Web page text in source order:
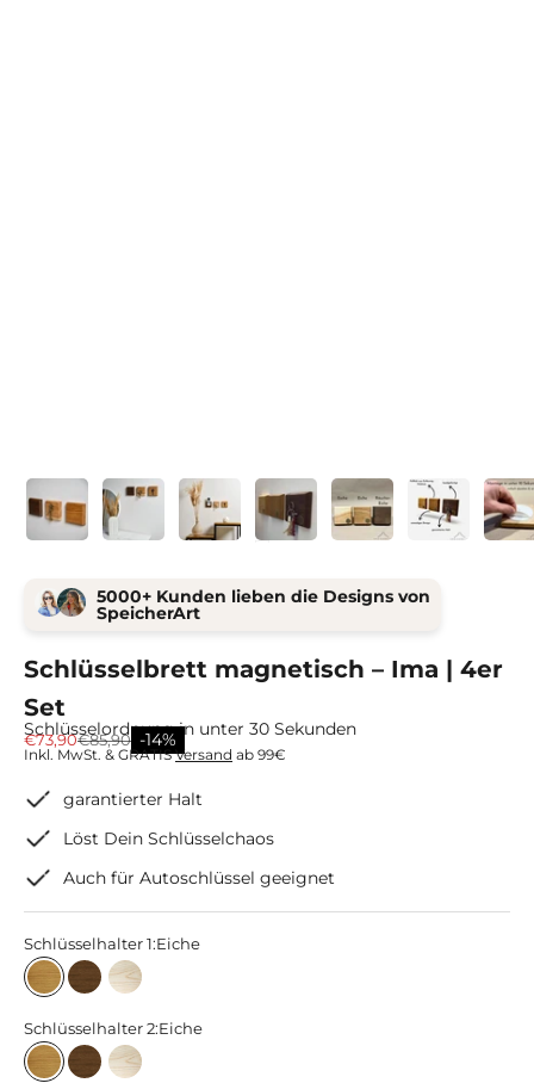
5000+ Kunden lieben die Designs von
SpeicherArt
Schlüsselbrett magnetisch – Ima | 4er
Set
Schlüsselordnung in unter 30 Sekunden
Angebot
€73,90Regulärer Preis
€85,90 -14%
Inkl. MwSt. & GRATISVersand ab 99€
garantierter Halt
Löst Dein Schlüsselchaos
Auch für Autoschlüssel geeignet
Schlüsselhalter 1:Eiche
EicheRäuchereiche
Esche
Schlüsselhalter 2:Eiche
EicheRäuchereiche
Esche